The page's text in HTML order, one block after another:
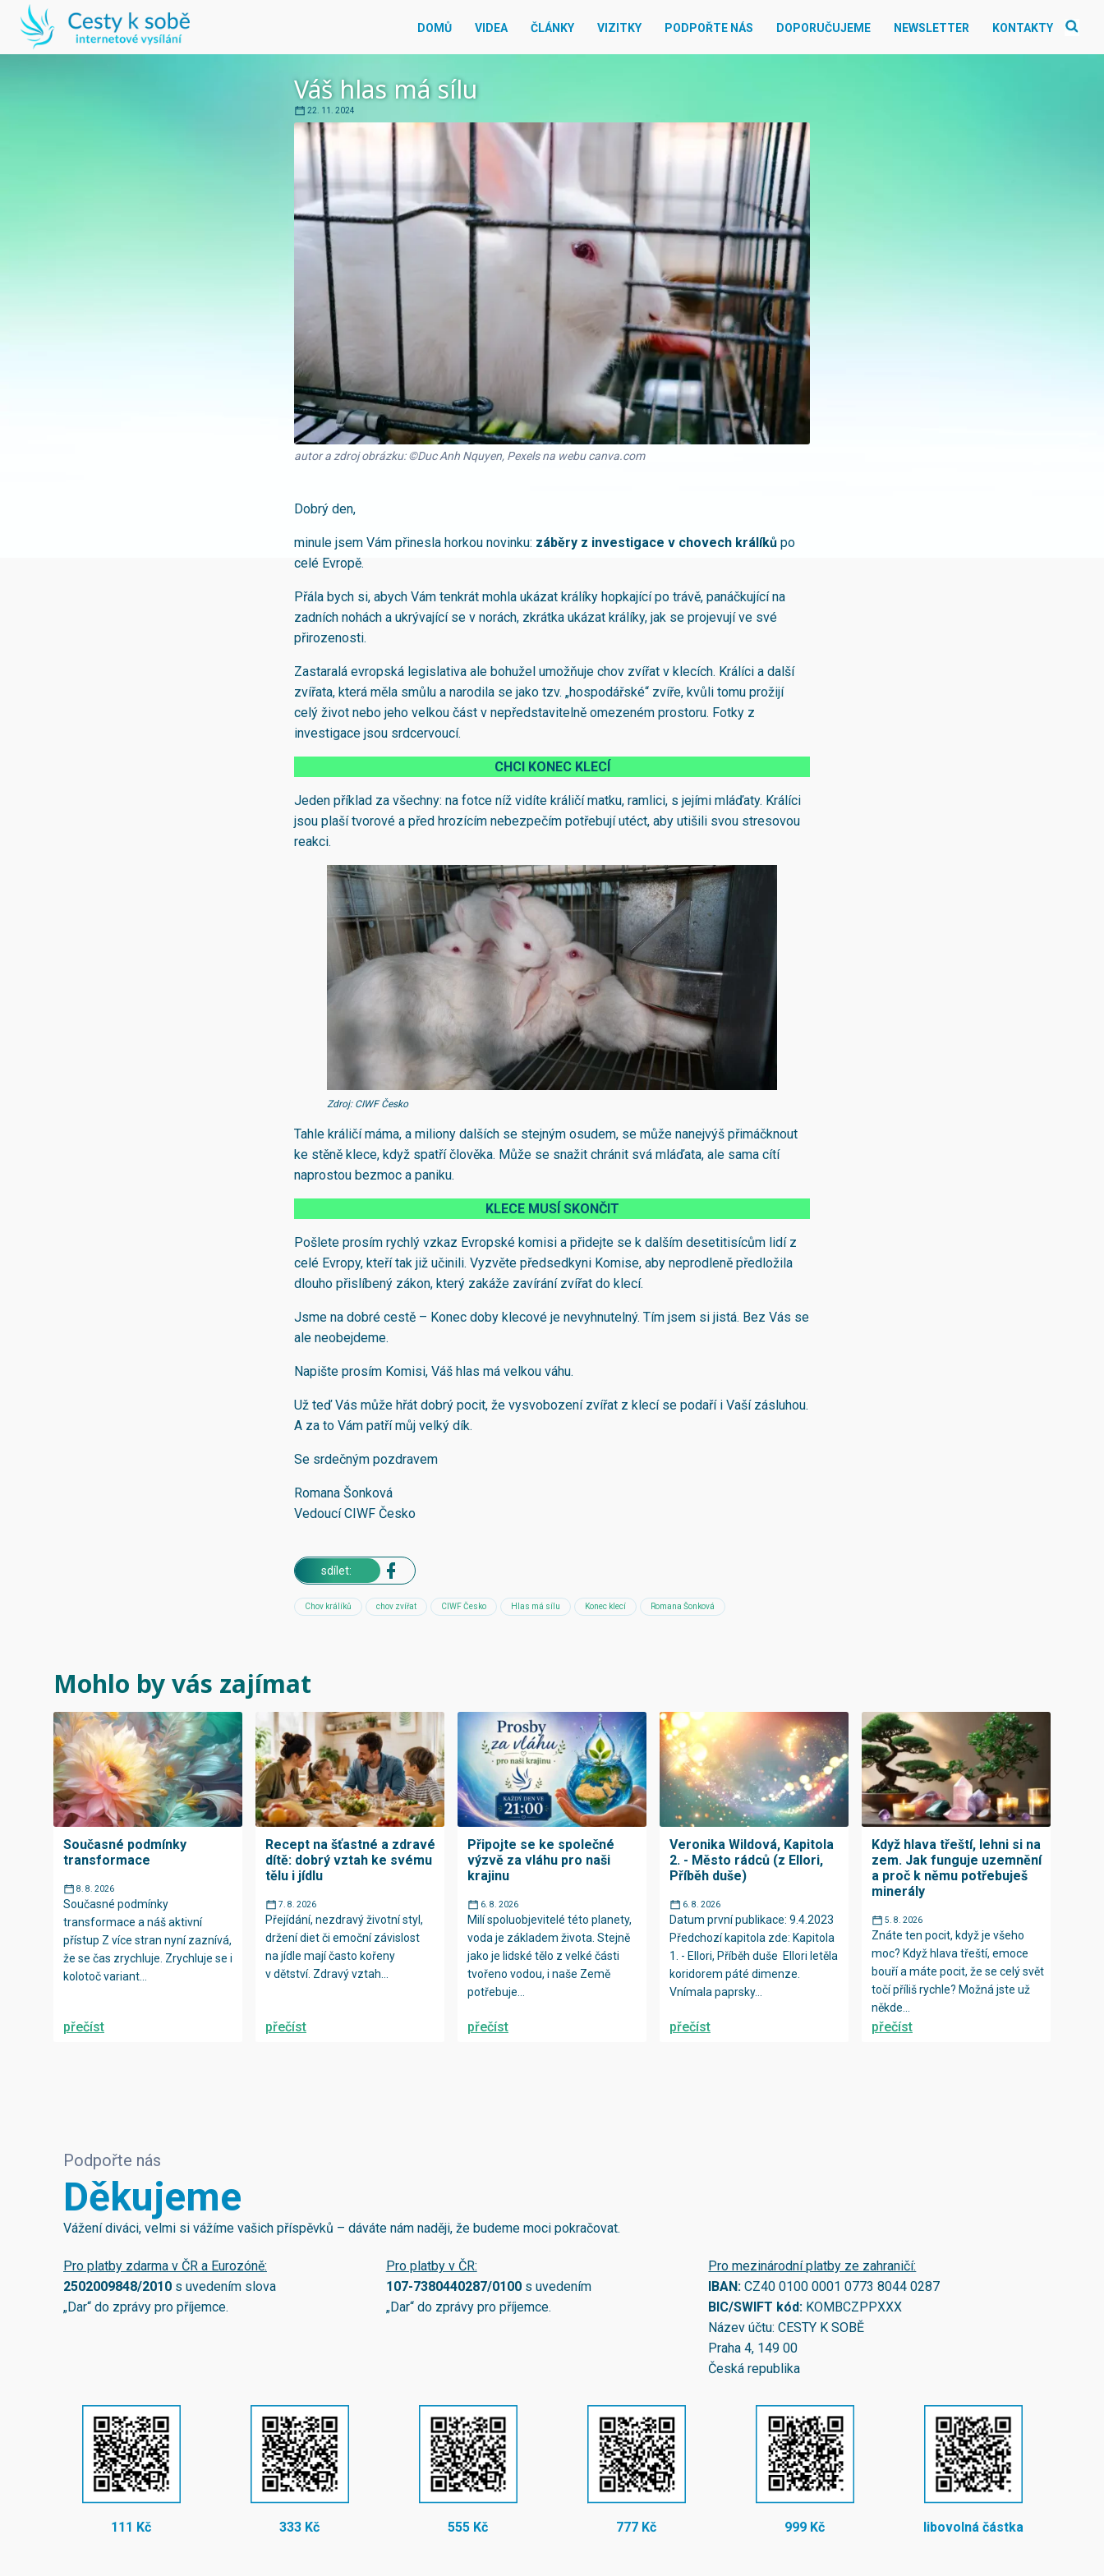
DOMŮ VIDEA ČLÁNKY VIZITKY PODPOŘTE NÁS DOPORUČUJEME NEWSLETTER KONTAKTY
Váš hlas má sílu
22. 11. 2024
autor a zdroj obrázku: ©Duc Anh Nquyen, Pexels na webu canva.com
Dobrý den,
minule jsem Vám přinesla horkou novinku: záběry z investigace v chovech králíků po
celé Evropě.
Přála bych si, abych Vám tenkrát mohla ukázat králíky hopkající po trávě, panáčkující na
zadních nohách a ukrývající se v norách, zkrátka ukázat králíky, jak se projevují ve své
přirozenosti.
Zastaralá evropská legislativa ale bohužel umožňuje chov zvířat v klecích. Králíci a další
zvířata, která měla smůlu a narodila se jako tzv. „hospodářské“ zvíře, kvůli tomu prožijí
celý život nebo jeho velkou část v nepředstavitelně omezeném prostoru. Fotky z
investigace jsou srdcervoucí.
CHCI KONEC KLECÍ
Jeden příklad za všechny: na fotce níž vidíte králičí matku, ramlici, s jejími mláďaty. Králíci
jsou plaší tvorové a před hrozícím nebezpečím potřebují utéct, aby utišili svou stresovou
reakci.
Zdroj: CIWF Česko
Tahle králičí máma, a miliony dalších se stejným osudem, se může nanejvýš přimáčknout
ke stěně klece, když spatří člověka. Může se snažit chránit svá mláďata, ale sama cítí
naprostou bezmoc a paniku.
KLECE MUSÍ SKONČIT
Pošlete prosím rychlý vzkaz Evropské komisi a přidejte se k dalším desetitisícům lidí z
celé Evropy, kteří tak již učinili. Vyzvěte předsedkyni Komise, aby neprodleně předložila
dlouho přislíbený zákon, který zakáže zavírání zvířat do klecí.
Jsme na dobré cestě – Konec doby klecové je nevyhnutelný. Tím jsem si jistá. Bez Vás se
ale neobejdeme.
Napište prosím Komisi, Váš hlas má velkou váhu.
Už teď Vás může hřát dobrý pocit, že vysvobození zvířat z klecí se podaří i Vaší zásluhou.
A za to Vám patří můj velký dík.
Se srdečným pozdravem
Romana Šonková
Vedoucí CIWF Česko
sdílet:
Chov králíků chov zvířat CIWF Česko Hlas má sílu Konec klecí Romana Šonková
Mohlo by vás zajímat
Současné podmínky
transformace
8. 8. 2026
Současné podmínky
transformace a náš aktivní
přístup Z více stran nyní zaznívá,
že se čas zrychluje. Zrychluje se i
kolotoč variant...
přečíst
Recept na šťastné a zdravé
dítě: dobrý vztah ke svému
tělu i jídlu
7. 8. 2026
Přejídání, nezdravý životní styl,
držení diet či emoční závislost
na jídle mají často kořeny
v dětství. Zdravý vztah...
přečíst
Připojte se ke společné
výzvě za vláhu pro naši
krajinu
6. 8. 2026
Milí spoluobjevitelé této planety,
voda je základem života. Stejně
jako je lidské tělo z velké části
tvořeno vodou, i naše Země
potřebuje...
přečíst
Veronika Wildová, Kapitola
2. - Město rádců (z Ellori,
Příběh duše)
6. 8. 2026
Datum první publikace: 9.4.2023
Předchozí kapitola zde: Kapitola
1. - Ellori, Příběh duše Ellori letěla
koridorem páté dimenze.
Vnímala paprsky...
přečíst
Když hlava třeští, lehni si na
zem. Jak funguje uzemnění
a proč k němu potřebuješ
minerály
5. 8. 2026
Znáte ten pocit, když je všeho
moc? Když hlava třeští, emoce
bouří a máte pocit, že se celý svět
točí příliš rychle? Možná jste už
někde...
přečíst
Podpořte nás
Děkujeme
Vážení diváci, velmi si vážíme vašich příspěvků – dáváte nám naději, že budeme moci pokračovat.
Pro platby zdarma v ČR a Eurozóně:
2502009848/2010 s uvedením slova
„Dar“ do zprávy pro příjemce.
Pro platby v ČR:
107-7380440287/0100s uvedením
„Dar“ do zprávy pro příjemce.
Pro mezinárodní platby ze zahraničí:
IBAN:CZ40 0100 0001 0773 8044 0287
BIC/SWIFT kód: KOMBCZPPXXX
Název účtu: CESTY K SOBĚ
Praha 4, 149 00
Česká republika
111 Kč 333 Kč 555 Kč 777 Kč 999 Kč libovolná částka